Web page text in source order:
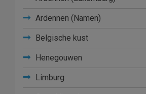
Ardennen (Namen)
Belgische kust
Henegouwen
Limburg